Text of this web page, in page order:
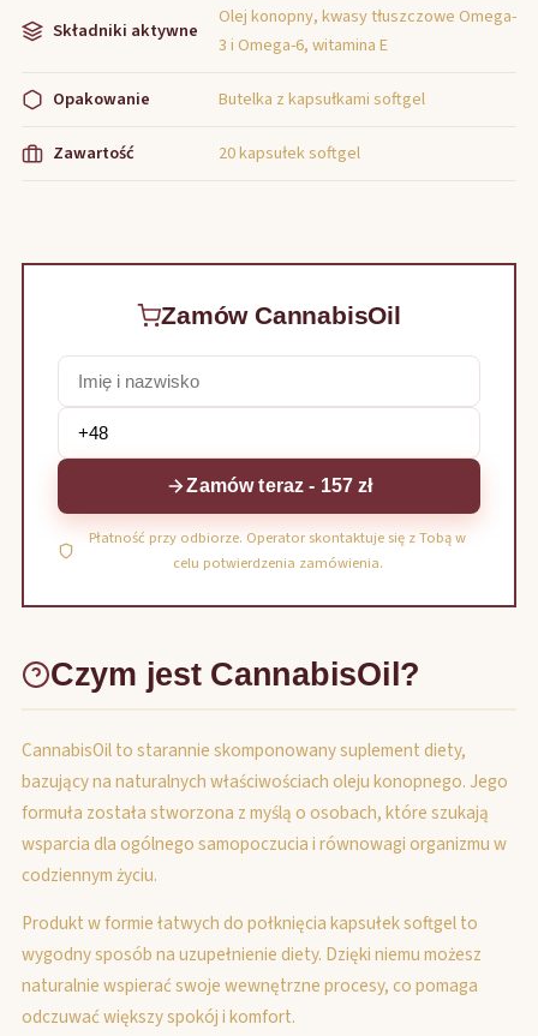
Składniki aktywne
Olej konopny, kwasy tłuszczowe Omega-
3 i Omega-6, witamina E
Opakowanie Butelka z kapsułkami softgel
Zawartość 20 kapsułek softgel
Zamów CannabisOil
Zamów teraz - 157 zł
Płatność przy odbiorze. Operator skontaktuje się z Tobą w
celu potwierdzenia zamówienia.
Czym jest CannabisOil?
CannabisOil to starannie skomponowany suplement diety,
bazujący na naturalnych właściwościach oleju konopnego. Jego
formuła została stworzona z myślą o osobach, które szukają
wsparcia dla ogólnego samopoczucia i równowagi organizmu w
codziennym życiu.
Produkt w formie łatwych do połknięcia kapsułek softgel to
wygodny sposób na uzupełnienie diety. Dzięki niemu możesz
naturalnie wspierać swoje wewnętrzne procesy, co pomaga
odczuwać większy spokój i komfort.